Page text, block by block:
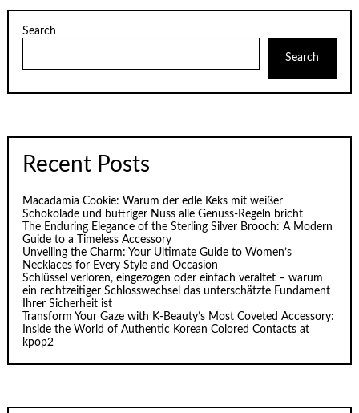
Search
Search
Recent Posts
Macadamia Cookie: Warum der edle Keks mit weißer
Schokolade und buttriger Nuss alle Genuss-Regeln bricht
The Enduring Elegance of the Sterling Silver Brooch: A Modern
Guide to a Timeless Accessory
Unveiling the Charm: Your Ultimate Guide to Women’s
Necklaces for Every Style and Occasion
Schlüssel verloren, eingezogen oder einfach veraltet – warum
ein rechtzeitiger Schlosswechsel das unterschätzte Fundament
Ihrer Sicherheit ist
Transform Your Gaze with K‑Beauty’s Most Coveted Accessory:
Inside the World of Authentic Korean Colored Contacts at
kpop2